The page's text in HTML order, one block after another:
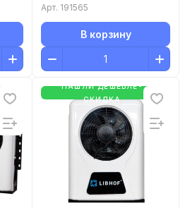
Арт. 191565
В корзину
НАШЛИ ДЕШЕВЛЕ-
СКИДКА